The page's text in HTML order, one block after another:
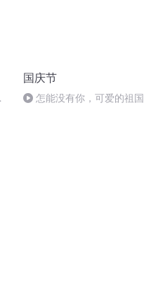
国庆节
怎能没有你，可爱的祖国